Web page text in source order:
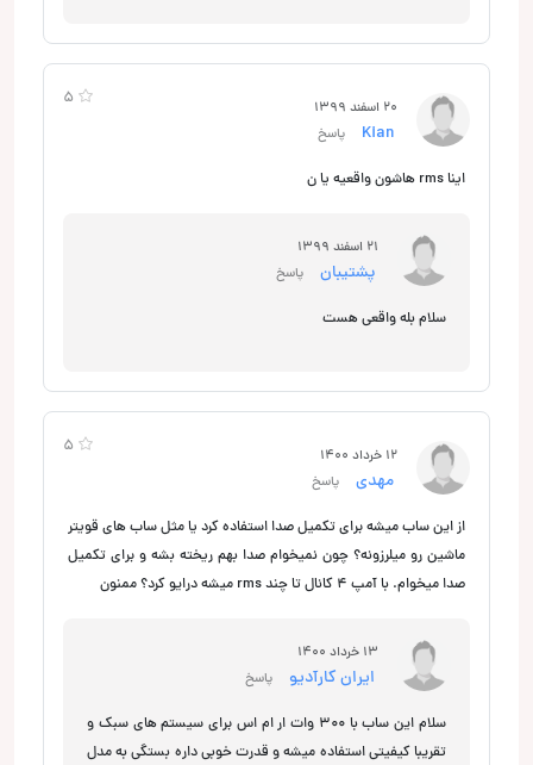
5 20 اسفند 1399
پاسخ
اینا rms هاشون واقعیه یا ن
21 اسفند 1399
پشتیبان پاسخ
سلام بله واقعی هست
5 12 خرداد 1400
مهدی پاسخ
از این ساب میشه برای تکمیل صدا استفاده کرد یا مثل ساب های قویتر
ماشین رو میلرزونه؟ چون نمیخوام صدا بهم ریخته بشه و برای تکمیل
صدا میخوام. با آمپ ۴ کانال تا چند rms میشه درایو کرد؟ ممنون
13 خرداد 1400
ایران کارآدیو پاسخ
سلام این ساب با 300 وات ار ام اس برای سیستم های سبک و
تقریبا کیفیتی استفاده میشه و قدرت خوبی داره بستگی به مدل